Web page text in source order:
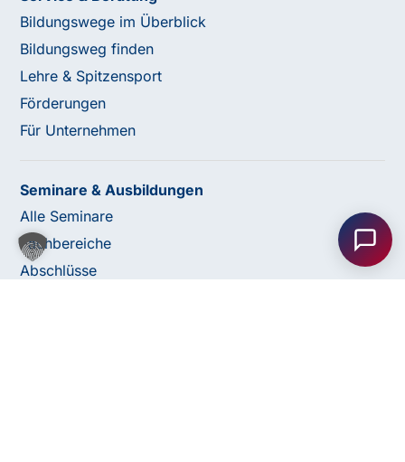
Unterstützung?
Unser Team ist gerne für Sie da! Nehmen Sie jetzt
Kontakt mit uns auf – wir freuen uns auf Ihre Anfrage.
Bildungswege im Überblick
Bildungsweg finden
Lehre & Spitzensport
Förderungen
Für Unternehmen
Seminare & Ausbildungen
Alle Seminare
Fachbereiche
Abschlüsse